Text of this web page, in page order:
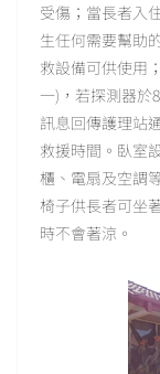
受傷；當長者入
生任何需要幫助
救設備可供使用
一)，若探測器於
訊息回傳護理站
救援時間。臥室
櫃、電扇及空調
椅子供長者可坐
時不會著涼。